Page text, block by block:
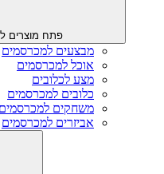
פתח מוצרים
מבצעים למכרסמים
אוכל למכרסמים
מצע לכלובים
כלובים למכרסמים
משחקים למכרסמים
אביזרים למכרסמים